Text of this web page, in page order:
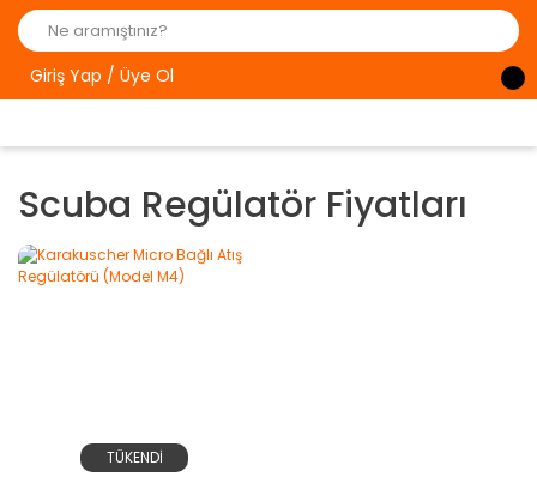
Giriş Yap / Üye Ol
Scuba Regülatör Fiyatları
TÜKENDİ